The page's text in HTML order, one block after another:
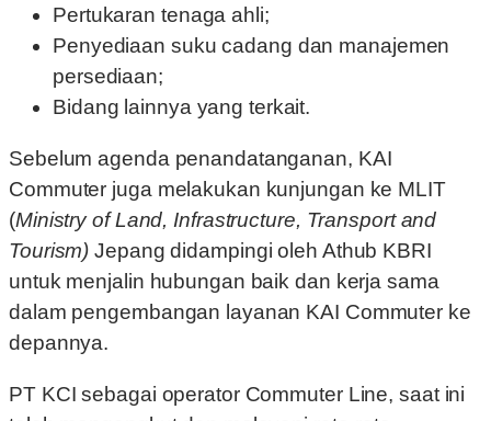
Pertukaran tenaga ahli;
Penyediaan suku cadang dan manajemen
persediaan;
Bidang lainnya yang terkait.
Sebelum agenda penandatanganan, KAI
Commuter juga melakukan kunjungan ke MLIT
(Ministry of Land, Infrastructure, Transport and
Tourism) Jepang didampingi oleh Athub KBRI
untuk menjalin hubungan baik dan kerja sama
dalam pengembangan layanan KAI Commuter ke
depannya.
PT KCI sebagai operator Commuter Line, saat ini